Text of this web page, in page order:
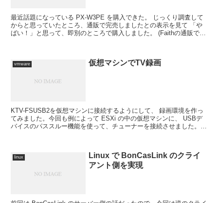
最近話題になっている PX-W3PE を購入できた。 じっくり調査して
からと思っていたところ、通販で完売しましたとの表示を見て 「や
ばい！」と思って、即別のところで購入しました。 (Faithの通販で購
vmware 仮想マシンでTV録画
KTV-FSUSB2を仮想マシンに接続するようにして、 録画環境を作っ
てみました。今回も例によって ESXi の中の仮想マシンに、 USBデ
バイスのパススルー機能を使って、チューナーを接続させました。
linux
Linux で BonCasLink のクライ
アント側を実現